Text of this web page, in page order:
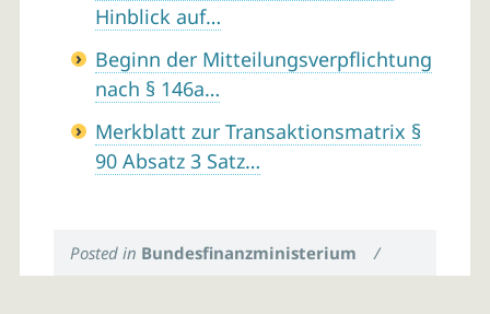
Hinblick auf…
Beginn der Mitteilungsverpflichtung
nach § 146a…
Merkblatt zur Transaktionsmatrix §
90 Absatz 3 Satz…
Posted in Bundesfinanzministerium /